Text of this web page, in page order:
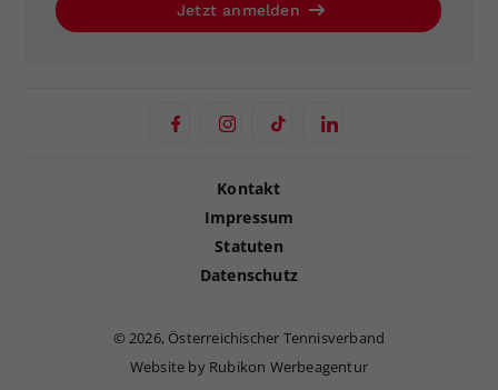
Jetzt anmelden
Kontakt
Impressum
Statuten
Datenschutz
©2026, Österreichischer Tennisverband
Website by Rubikon Werbeagentur